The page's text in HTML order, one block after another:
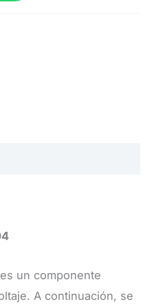
es un componente
A continuación, se